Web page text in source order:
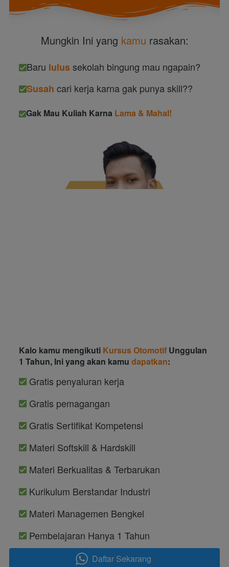
Mungkin Ini yang kamu rasakan:
Baru lulus sekolah bingung mau ngapain?
Susah cari kerja karna gak punya skill??
Gak Mau Kuliah Karna Lama & Mahal!
Kalo kamu mengikuti Kursus Otomotif Unggulan
1 Tahun, Ini yang akan kamu dapatkan:
Gratis penyaluran kerja
Gratis pemagangan
Gratis Sertifikat Kompetensi
Materi Softskill & Hardskill
Materi Berkualitas & Terbarukan
Kurikulum Berstandar Industri
Materi Managemen Bengkel
Pembelajaran Hanya 1 Tahun
` Daftar Sekarang